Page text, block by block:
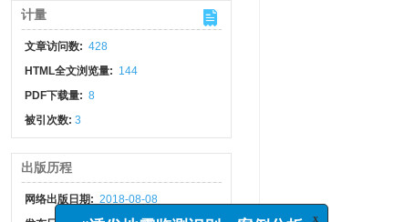
计量
文章访问数: 428
HTML全文浏览量: 144
PDF下载量: 8
被引次数:3
出版历程
网络出版日期: 2018-08-08